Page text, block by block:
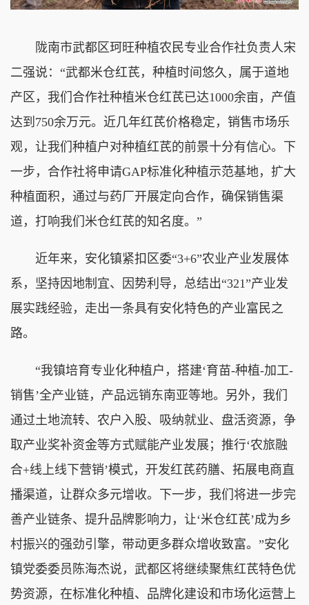
陇南市武都区珂旺种植农民专业合作社负责人宋
二强说：“武都米仓红芪，种植时间悠久，属于道地
产区，我们合作社种植米仓红芪已达1000余亩，产值
达到750余万元。近几年红芪价格稳定，销售市场乐
观，让我们种植户对种植红芪的前景十分有信心。下
一步，合作社将申请GAP标准化种植示范基地，扩大
种植面积，通过与药厂开展定向合作，确保销售渠
道，打响我们米仓红芪的知名度。”
近年来，安化镇紧扣区委“3+6”农业产业发展体
系，坚持因地制宜、因势利导，总结出“321”产业发
展实践经验，走出一条具有安化特色的产业富民之
路。
“我镇培育专业化种植户，搭建‘育苗-种植-加工-
销售’全产业链，产品远销东南亚等地。另外，我们
通过土地流转、农户入股、吸纳就业、盘活资源，争
取产业奖补资金等方式赋能产业发展；推行‘农旅融
合+线上线下营销’模式，开发红芪药膳、拓展电商直
播渠道，让群众多元增收。下一步，我们将进一步完
善产业链条、提升品牌影响力，让‘米仓红芪’成为乡
村振兴的强劲引擎，带动更多群众增收致富。”安化
镇党委委员陈海杰说，武都区将继续聚焦红芪特色优
势资源，在标准化种植、品牌化建设和市场化运营上